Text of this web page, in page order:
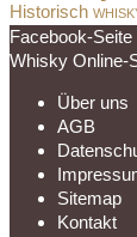
Historisch
Facebook-Seite
Whisky Online-
Über uns
AGB
Sitemap
Kontakt